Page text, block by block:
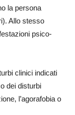
la persona
Allo stesso
psico-
clinici indicati
dei disturbi
l’agorafobia o